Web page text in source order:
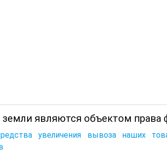
являются объектом права
увеличения вывоза наших